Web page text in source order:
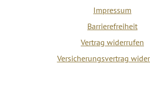
Impressum
Barrierefreiheit
Vertrag widerrufen
Versicherungsvertrag